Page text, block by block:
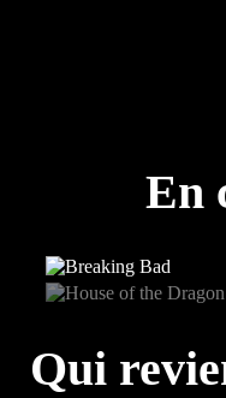
En
Qui